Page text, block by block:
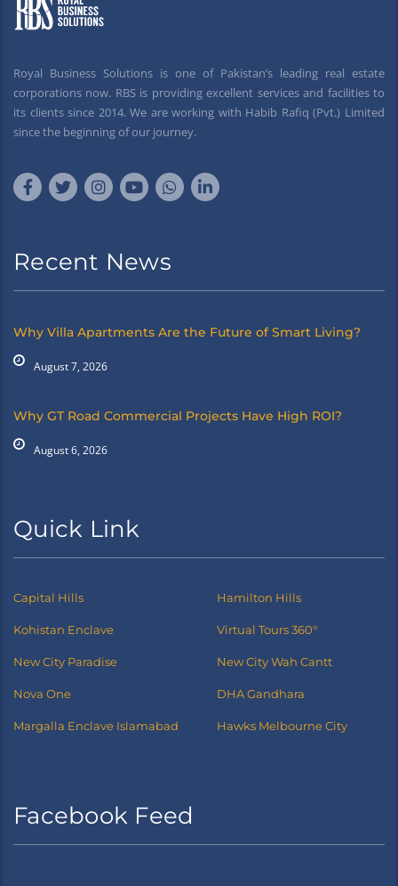
Royal Business Solutions is one of Pakistan’s leading real estate
corporations now. RBS is providing excellent services and facilities to
its clients since 2014. We are working with Habib Rafiq (Pvt.) Limited
since the beginning of our journey.
Recent News
Why Villa Apartments Are the Future of Smart Living?
August 7, 2026
Why GT Road Commercial Projects Have High ROI?
August 6, 2026
Quick Link
Capital Hills Hamilton Hills
Kohistan Enclave Virtual Tours 360°
New City Paradise New City Wah Cantt
Nova One DHA Gandhara
Margalla Enclave Islamabad Hawks Melbourne City
Facebook Feed